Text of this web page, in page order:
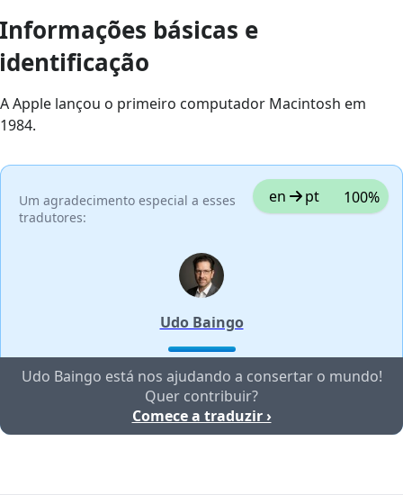
Informações básicas e
identificação
A Apple lançou o primeiro computador Macintosh em
1984.
Um agradecimento especial a esses
tradutores:
en pt 100%
Udo Baingo
Udo Baingo está nos ajudando a consertar o mundo!
Quer contribuir?
Comece a traduzir ›